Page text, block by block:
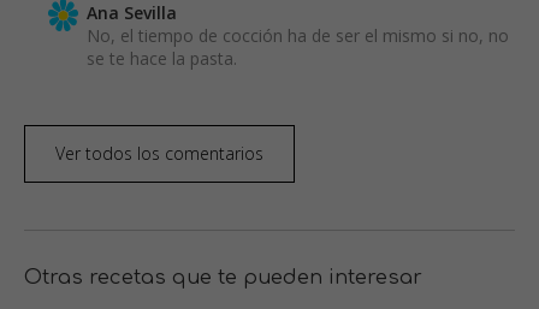
Ana Sevilla
No, el tiempo de cocción ha de ser el mismo si no, no
se te hace la pasta.
Ver todos los comentarios
Otras recetas que te pueden interesar